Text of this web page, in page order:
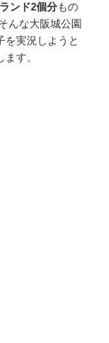
ンド2個分もの
んな大阪城公園
を実況しようと
す。